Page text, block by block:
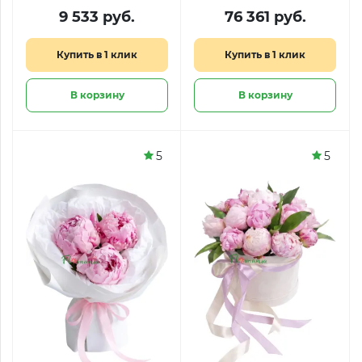
гиперикума
9 533 руб.
Купить в 1 клик
В корзину
и белых роз
76 361 руб.
Купить в 1 клик
В корзину
5 5